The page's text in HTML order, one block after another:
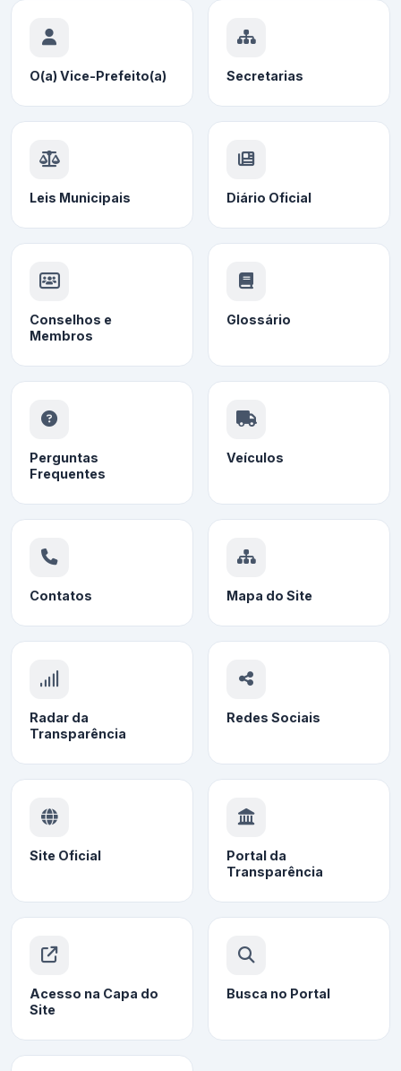
O(a) Vice-Prefeito(a) Secretarias
Leis Municipais Diário Oficial
Conselhos e
Membros
Glossário
Perguntas
Frequentes
Veículos
Contatos Mapa do Site
Radar da
Transparência
Redes Sociais
Site Oficial
Portal da
Transparência
Acesso na Capa do
Site
Busca no Portal